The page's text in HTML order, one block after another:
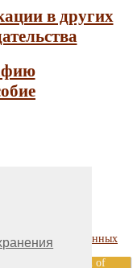
в других
персональных данных
company «World of